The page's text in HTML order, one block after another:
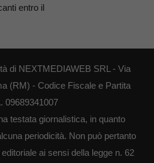
entro il
di NEXTMEDIAWEB SRL - Via
(RM) - Codice Fiscale e Partita
09689341007
testata giornalistica, in quanto
periodicità. Non può pertanto
ai sensi della legge n. 62